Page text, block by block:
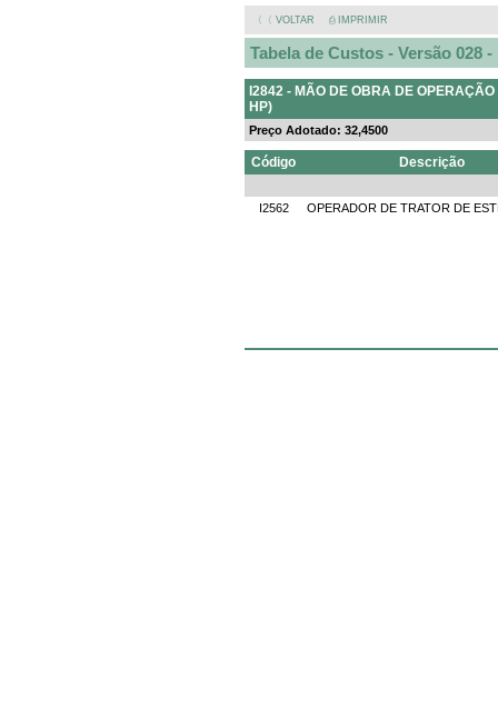
〈〈 VOLTAR ⎙ IMPRIMIR
Tabela de Custos - Versão 028 -
I2842 - MÃO DE OBRA DE
HP)
Preço Adotado: 32,4500
Código Descrição
I2562 OPERADOR DE TRATOR DE